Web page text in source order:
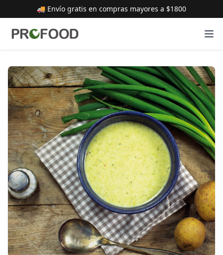
🚚 Envío gratis en compras mayores a $1800